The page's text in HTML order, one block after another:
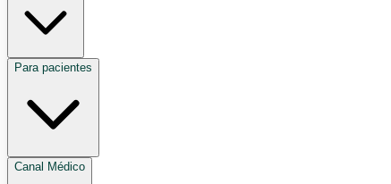
Para pacientes
Canal Médico